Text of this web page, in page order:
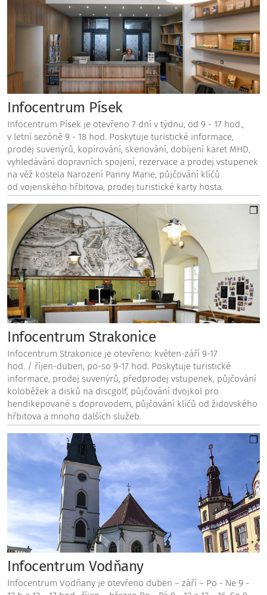
Infocentrum Písek
Infocentrum Písek je otevřeno 7 dní v týdnu, od 9 - 17 hod.,
v letní sezóně 9 - 18 hod. Poskytuje turistické informace,
prodej suvenýrů, kopírování, skenování, dobíjení karet MHD,
vyhledávání dopravních spojení, rezervace a prodej vstupenek
na věž kostela Narození Panny Marie, půjčování klíčů
od vojenského hřbitova, prodej turistické karty hosta.
Infocentrum Strakonice
Infocentrum Strakonice je otevřeno: květen-září 9-17
hod. / říjen-duben, po-so 9-17 hod. Poskytuje turistické
informace, prodej suvenýrů, předprodej vstupenek, půjčování
koloběžek a disků na discgolf, půjčování dvojkol pro
hendikepované s doprovodem, půjčování klíčů od židovského
hřbitova a mnoho dalších služeb.
Infocentrum Vodňany
Infocentrum Vodňany je otevřeno duben – září – Po - Ne 9 -